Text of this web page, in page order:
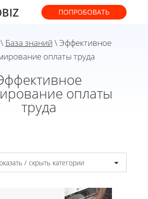
ПОПРОБОВАТЬ
\ База знаний \ Эффективное
оплаты труда
оплаты
труда
/ скрыть категории